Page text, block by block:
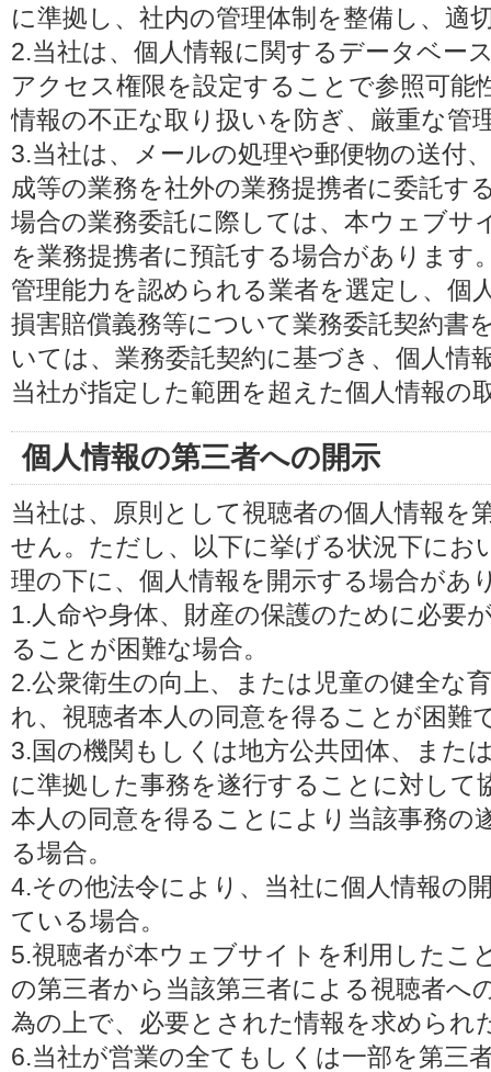
に準拠し、社内の管理体制を整備し、適
2.当社は、個人情報に関するデータベー
アクセス権限を設定することで参照可能
情報の不正な取り扱いを防ぎ、厳重な管
3.当社は、メールの処理や郵便物の送付
成等の業務を社外の業務提携者に委託す
場合の業務委託に際しては、本ウェブサ
を業務提携者に預託する場合があります
管理能力を認められる業者を選定し、個
損害賠償義務等について業務委託契約書
いては、業務委託契約に基づき、個人情
当社が指定した範囲を超えた個人情報の
個人情報の第三者への開示
当社は、原則として視聴者の個人情報を
せん。ただし、以下に挙げる状況下にお
理の下に、個人情報を開示する場合があ
1.人命や身体、財産の保護のために必要
ることが困難な場合。
2.公衆衛生の向上、または児童の健全な
れ、視聴者本人の同意を得ることが困難
3.国の機関もしくは地方公共団体、また
に準拠した事務を遂行することに対して
本人の同意を得ることにより当該事務の
る場合。
4.その他法令により、当社に個人情報の
ている場合。
5.視聴者が本ウェブサイトを利用したこ
の第三者から当該第三者による視聴者へ
為の上で、必要とされた情報を求められ
6.当社が営業の全てもしくは一部を第三